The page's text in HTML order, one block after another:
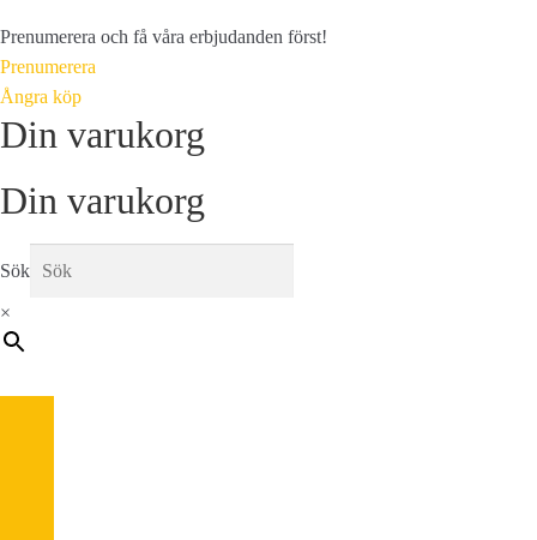
Prenumerera och få våra erbjudanden först!
Prenumerera
Ångra köp
Din varukorg
Din varukorg
Sök
×